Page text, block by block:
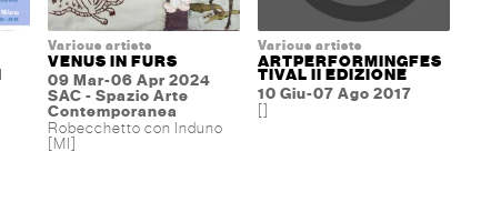
Various artists
VENUS IN FURS
09 Mar-06 Apr 2024
SAC - Spazio Arte
Contemporanea
Robecchetto con Induno
[MI]
Various artists
ARTPERFORMINGFES
TIVAL II EDIZIONE
10 Giu-07 Ago 2017
[]